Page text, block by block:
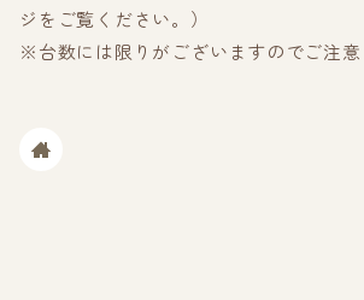
ジをご覧ください。）
※台数には限りがございますのでご注意